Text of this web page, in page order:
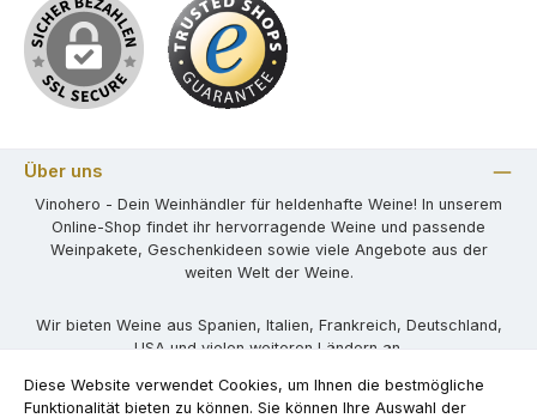
Über uns
Vinohero - Dein Weinhändler für heldenhafte Weine! In unserem
Online-Shop findet ihr hervorragende Weine und passende
Weinpakete, Geschenkideen sowie viele Angebote aus der
weiten Welt der Weine.
Wir bieten Weine aus Spanien, Italien, Frankreich, Deutschland,
USA und vielen weiteren Ländern an.
Kontaktformular Newsletter Widerruf
Diese Website verwendet Cookies, um Ihnen die bestmögliche
Funktionalität bieten zu können. Sie können Ihre Auswahl der